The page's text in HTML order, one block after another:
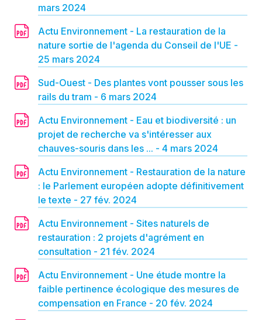
mars 2024
Actu Environnement - La restauration de la
nature sortie de l'agenda du Conseil de l'UE -
25 mars 2024
Sud-Ouest - Des plantes vont pousser sous les
rails du tram - 6 mars 2024
Actu Environnement - Eau et biodiversité : un
projet de recherche va s'intéresser aux
chauves-souris dans les ... - 4 mars 2024
Actu Environnement - Restauration de la nature
: le Parlement européen adopte définitivement
le texte - 27 fév. 2024
Actu Environnement - Sites naturels de
restauration : 2 projets d'agrément en
consultation - 21 fév. 2024
Actu Environnement - Une étude montre la
faible pertinence écologique des mesures de
compensation en France - 20 fév. 2024